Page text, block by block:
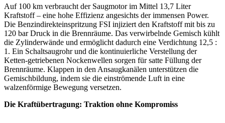
Auf 100 km verbraucht der Saugmotor im Mittel 13,7 Liter
Kraftstoff – eine hohe Effizienz angesichts der immensen Power.
Die Benzindirekteinspritzung FSI injiziert den Kraftstoff mit bis zu
120 bar Druck in die Brennräume. Das verwirbelnde Gemisch kühlt
die Zylinderwände und ermöglicht dadurch eine Verdichtung 12,5 :
1. Ein Schaltsaugrohr und die kontinuierliche Verstellung der
Ketten-getriebenen Nockenwellen sorgen für satte Füllung der
Brennräume. Klappen in den Ansaug­kanälen unterstützen die
Gemischbildung, indem sie die einströmende Luft in eine
walzenförmige Bewegung versetzen.
Die Kraftübertragung: Traktion ohne Kompromiss